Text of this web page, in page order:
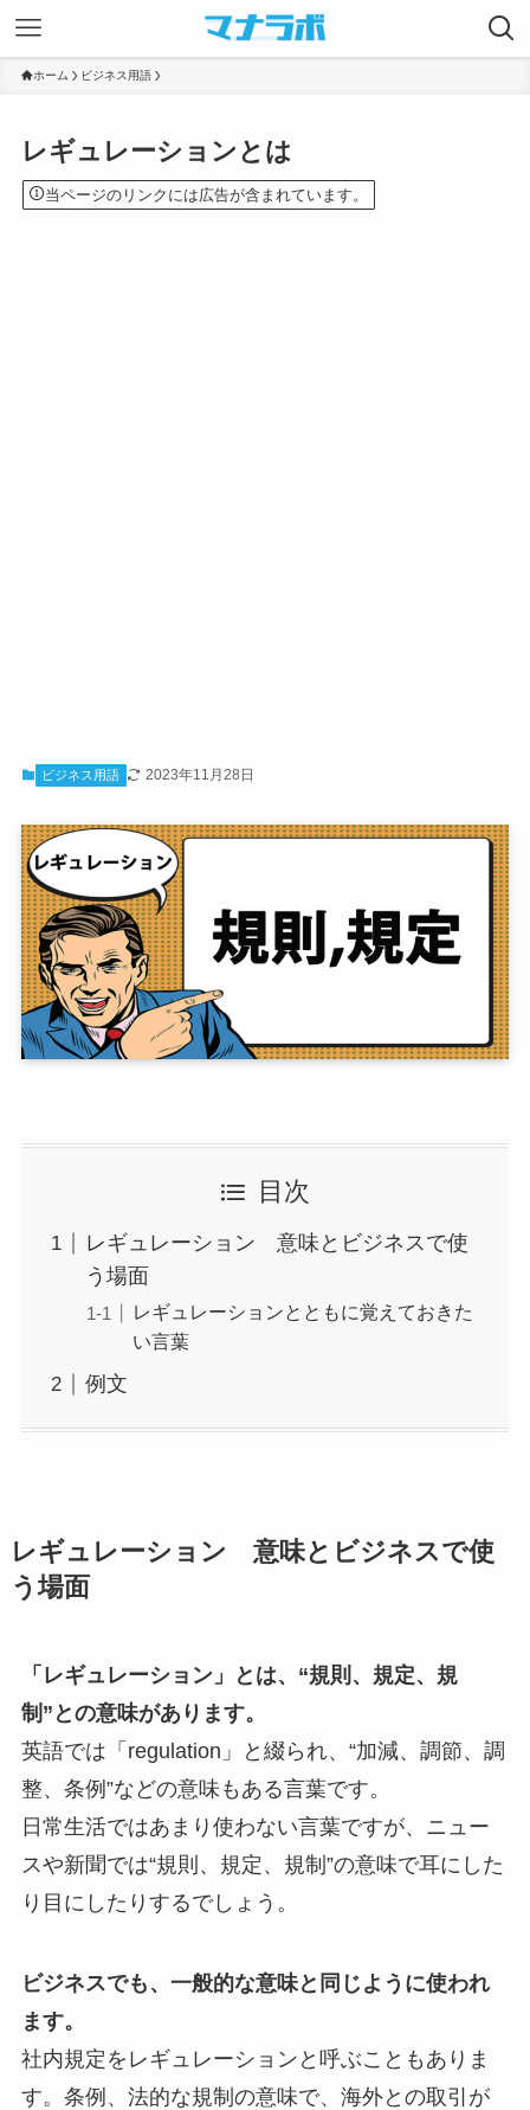
ホーム ビジネス用語
レギュレーションとは
当ページのリンクには広告が含まれています。
ビジネス用語 2023年11月28日
目次
レギュレーション 意味とビジネスで使
う場面
レギュレーションとともに覚えておきた
い言葉
例文
レギュレーション 意味とビジネスで使
う場面
「レギュレーション」とは、“規則、規定、規
制”との意味があります。
英語では「regulation」と綴られ、“加減、調節、調
整、条例”などの意味もある言葉です。
日常生活ではあまり使わない言葉ですが、ニュー
スや新聞では“規則、規定、規制”の意味で耳にした
り目にしたりするでしょう。
ビジネスでも、一般的な意味と同じように使われ
ます。
社内規定をレギュレーションと呼ぶこともありま
す。条例、法的な規制の意味で、海外との取引が